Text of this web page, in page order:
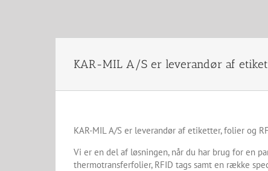
KAR-MIL A/S er leverandør af
KAR-MIL A/S er leverandør af etiketter, folier og
Vi er en del af løsningen, når du har brug for en
thermotransferfolier, RFID tags samt en række